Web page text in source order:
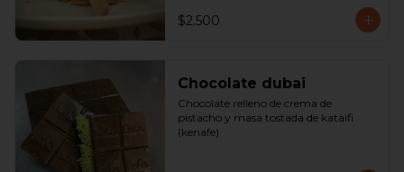
$2.500
Chocolate dubai
Chocolate relleno de crema de
pistacho y masa tostada de kataifi
(kenafe)